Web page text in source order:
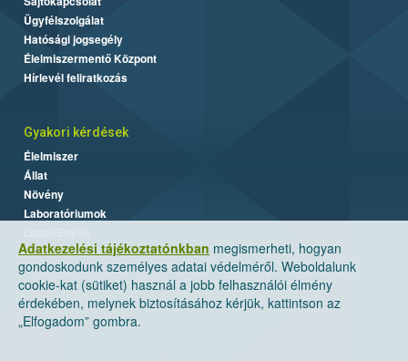
Adatkezelési tájékoztatónkban megismerheti, hogyan
gondoskodunk személyes adatai védelméről. Weboldalunk
cookie-kat (sütiket) használ a jobb felhasználói élmény
érdekében, melynek biztosításához kérjük, kattintson az
„Elfogadom” gombra.
Ügyfélszolgálat
Hatósági jogsegély
Élelmiszermentő Központ
Hírlevél feliratkozás
Gyakori kérdések
Élelmiszer
Állat
Növény
Laboratóriumok